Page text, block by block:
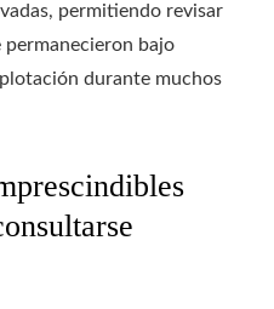
permitiendo revisar
bajo
durante muchos